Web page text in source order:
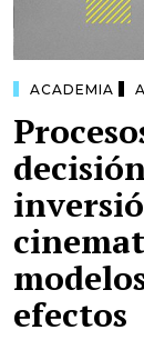
ACADEMIA
efectos